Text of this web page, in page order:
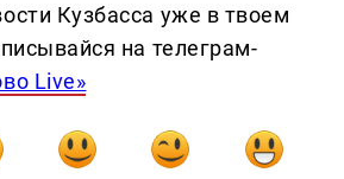
Кузбасса уже в твоем
на телеграм-
Live»